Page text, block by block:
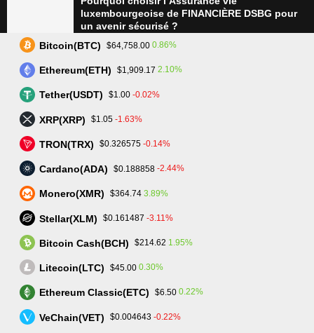
luxembourgeoise de FINANCIÈRE DSBG pour
un avenir sécurisé ?
Tradez plus intelligemment avec Assetarion :
L’avenir du trading : SmartPortfolio Trading, la
monnaies
trader-crypto-monnaie.fr - Tous droits réservés.
Bitcoin(BTC) $64,758.00 0.86%
Ethereum(ETH) $1,909.17 2.10%
Tether(USDT) $1.00 -0.02%
XRP(XRP) $1.05 -1.63%
TRON(TRX) $0.326575 -0.14%
Cardano(ADA) $0.188858 -2.44%
Monero(XMR) $364.74 3.89%
Stellar(XLM) $0.161487 -3.11%
Bitcoin Cash(BCH) $214.62 1.95%
Litecoin(LTC) $45.00 0.30%
Ethereum Classic(ETC) $6.50 0.22%
VeChain(VET) $0.004643 -0.22%